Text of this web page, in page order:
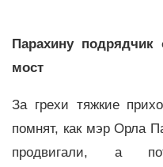
Парахину
мост
За грехи тяжкие
помнят, как мэр Орла
продвигали, а